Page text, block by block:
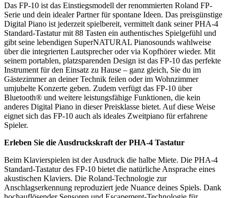
Das FP-10 ist das Einstiegsmodell der renommierten Roland FP-
Serie und dein idealer Partner für spontane Ideen. Das preisgünstige
Digital Piano ist jederzeit spielbereit, vermittelt dank seiner PHA-4
Standard-Tastatur mit 88 Tasten ein authentisches Spielgefühl und
gibt seine lebendigen SuperNATURAL Pianosounds wahlweise
über die integrierten Lautsprecher oder via Kopfhörer wieder. Mit
seinem portablen, platzsparenden Design ist das FP-10 das perfekte
Instrument für den Einsatz zu Hause – ganz gleich, Sie du im
Gästezimmer an deiner Technik feilen oder im Wohnzimmer
umjubelte Konzerte geben. Zudem verfügt das FP-10 über
Bluetooth® und weitere leistungsfähige Funktionen, die kein
anderes Digital Piano in dieser Preisklasse bietet. Auf diese Weise
eignet sich das FP-10 auch als ideales Zweitpiano für erfahrene
Spieler.
Erleben Sie die Ausdruckskraft der PHA-4 Tastatur
Beim Klavierspielen ist der Ausdruck die halbe Miete. Die PHA-4
Standard-Tastatur des FP-10 bietet die natürliche Ansprache eines
akustischen Klaviers. Die Roland-Technologie zur
Anschlagserkennung reproduziert jede Nuance deines Spiels. Dank